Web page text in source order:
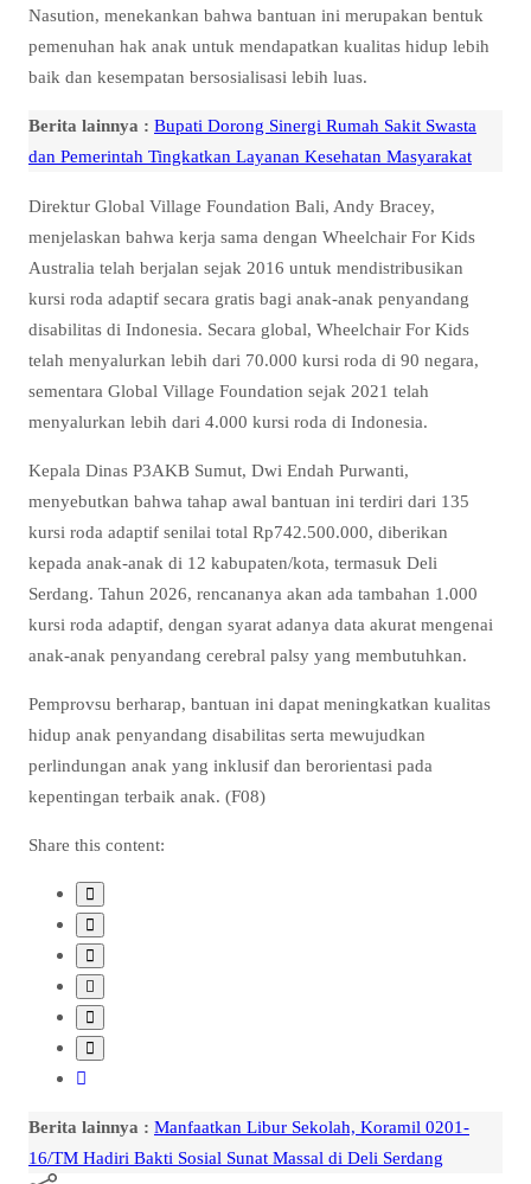
Nasution, menekankan bahwa bantuan ini merupakan bentuk
pemenuhan hak anak untuk mendapatkan kualitas hidup lebih
baik dan kesempatan bersosialisasi lebih luas.
Berita lainnya : Bupati Dorong Sinergi Rumah Sakit Swasta
dan Pemerintah Tingkatkan Layanan Kesehatan Masyarakat
Direktur Global Village Foundation Bali, Andy Bracey,
menjelaskan bahwa kerja sama dengan Wheelchair For Kids
Australia telah berjalan sejak 2016 untuk mendistribusikan
kursi roda adaptif secara gratis bagi anak-anak penyandang
disabilitas di Indonesia. Secara global, Wheelchair For Kids
telah menyalurkan lebih dari 70.000 kursi roda di 90 negara,
sementara Global Village Foundation sejak 2021 telah
menyalurkan lebih dari 4.000 kursi roda di Indonesia.
Kepala Dinas P3AKB Sumut, Dwi Endah Purwanti,
menyebutkan bahwa tahap awal bantuan ini terdiri dari 135
kursi roda adaptif senilai total Rp742.500.000, diberikan
kepada anak-anak di 12 kabupaten/kota, termasuk Deli
Serdang. Tahun 2026, rencananya akan ada tambahan 1.000
kursi roda adaptif, dengan syarat adanya data akurat mengenai
anak-anak penyandang cerebral palsy yang membutuhkan.
Pemprovsu berharap, bantuan ini dapat meningkatkan kualitas
hidup anak penyandang disabilitas serta mewujudkan
perlindungan anak yang inklusif dan berorientasi pada
kepentingan terbaik anak. (F08)
Share this content:
Berita lainnya : Manfaatkan Libur Sekolah, Koramil 0201-
16/TM Hadiri Bakti Sosial Sunat Massal di Deli Serdang